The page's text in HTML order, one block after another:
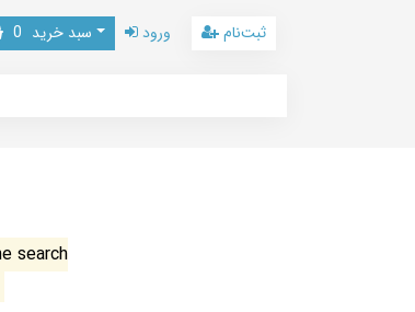
سبد خرید 0 ورود ثبت‌نام